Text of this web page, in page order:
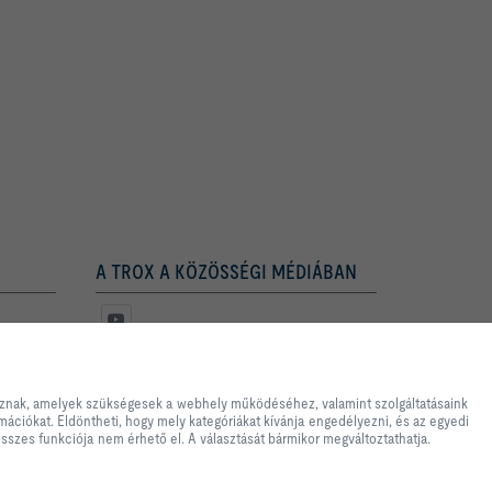
A TROX A KÖZÖSSÉGI MÉDIÁBAN
szükségesek a webhely
kizárólag statisztikai
használt információkat.
megfelelően módosíthatja
amelyek szükségesek a webhely működéséhez, valamint szolgáltatásaink
Eldöntheti, hogy mely kategóriákat kívánja engedélyezni, és az egyedi
funkciója nem érhető el. A választását bármikor megváltoztathatja.